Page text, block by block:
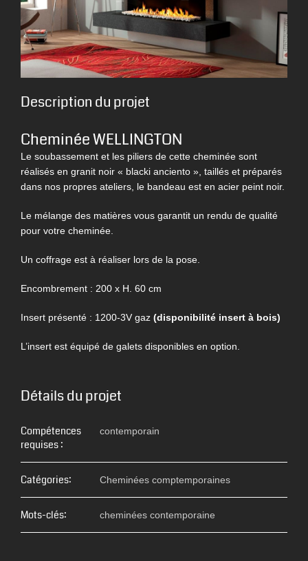
Description du projet
Cheminée WELLINGTON
Le soubassement et les piliers de cette cheminée sont
réalisés en granit noir « blacki anciento », taillés et préparés
dans nos propres ateliers, le bandeau est en acier peint noir.
Le mélange des matières vous garantit un rendu de qualité
pour votre cheminée.
Un coffrage est à réaliser lors de la pose.
Encombrement : 200 x H. 60 cm
Insert présenté : 1200-3V gaz (disponibilité insert à bois)
L’insert est équipé de galets disponibles en option.
Détails du projet
Compétences
requises :
contemporain
Catégories: Cheminées comptemporaines
Mots-clés: cheminées contemporaine